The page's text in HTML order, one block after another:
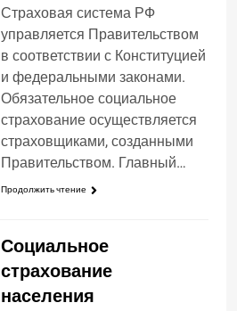
Страховая система РФ
управляется Правительством
в соответствии с Конституцией
и федеральными законами.
Обязательное социальное
страхование осуществляется
страховщиками, созданными
Правительством. Главный…
Продолжить чтение
Социальное
страхование
населения